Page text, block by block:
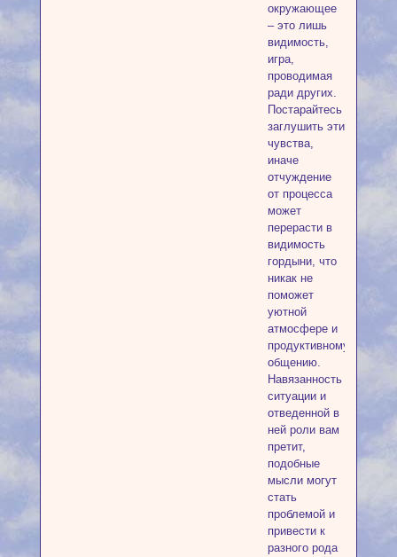
окружающее
– это лишь
видимость,
игра,
проводимая
ради других.
Постарайтесь
заглушить эти
чувства,
иначе
отчуждение
от процесса
может
перерасти в
видимость
гордыни, что
никак не
поможет
уютной
атмосфере и
продуктивному
общению.
Навязанность
ситуации и
отведенной в
ней роли вам
претит,
подобные
мысли могут
стать
проблемой и
привести к
разного рода